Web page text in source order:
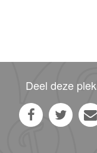
Deel deze plek